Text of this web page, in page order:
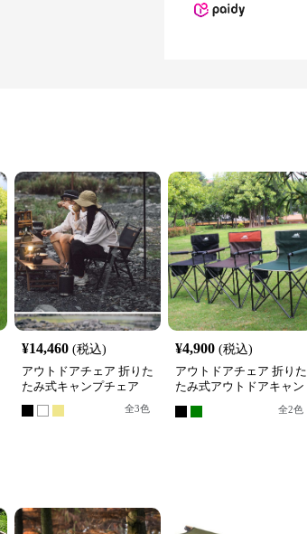
¥14,460 (税込)
アウトドアチェア 折りた
たみ式キャンプチェア
全3色
¥4,900 (税込)
アウトドアチェア 折りた
たみ式アウトドアキャン
全2色